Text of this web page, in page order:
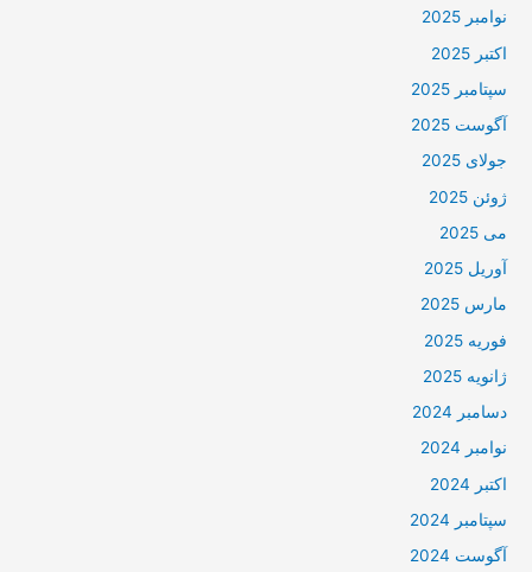
نوامبر 2025
اکتبر 2025
سپتامبر 2025
آگوست 2025
جولای 2025
ژوئن 2025
می 2025
آوریل 2025
مارس 2025
فوریه 2025
ژانویه 2025
دسامبر 2024
نوامبر 2024
اکتبر 2024
سپتامبر 2024
آگوست 2024